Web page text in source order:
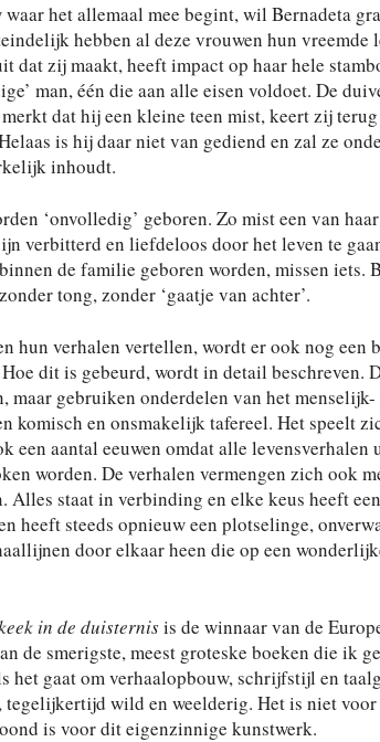
waar het allemaal mee begint, wil Bernadeta
hebben al deze vrouwen hun vreemde
dat zij maakt, heeft impact op haar hele
man, één die aan alle eisen voldoet. De
dat hij een kleine teen mist, keert zij
is hij daar niet van gediend en zal ze
inhoudt.
‘onvolledig’ geboren. Zo mist een van
verbitterd en liefdeloos door het leven te
de familie geboren worden, missen iets.
tong, zonder ‘gaatje van achter’.
hun verhalen vertellen, wordt er ook nog een
dit is gebeurd, wordt in detail beschreven.
maar gebruiken onderdelen van het
komisch en onsmakelijk tafereel. Het speelt
een aantal eeuwen omdat alle levensverhalen
worden. De verhalen vermengen zich ook
Alles staat in verbinding en elke keus heeft
heeft steeds opnieuw een plotselinge,
door elkaar heen die op een
in de duisternisis de winnaar van de
de smerigste, meest groteske boeken die ik
het gaat om verhaalopbouw, schrijfstijl en
tegelijkertijd wild en weelderig. Het is niet
is voor dit eigenzinnige kunstwerk.